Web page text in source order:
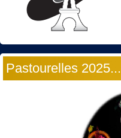
Pastourelles 2025...